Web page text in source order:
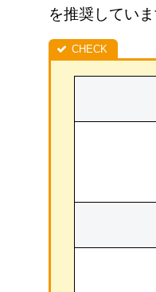
を推奨していま